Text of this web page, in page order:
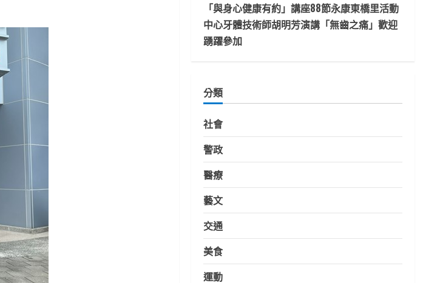
「與身心健康有約」講座88節永康東橋里活動
中心牙體技術師胡明芳演講「無齒之痛」歡迎
踴躍參加
分類
社會
警政
醫療
藝文
交通
美食
運動